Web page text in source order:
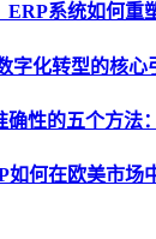
ERP系统如何重
字化转型的核心
性的五个方法
如何在欧美市场